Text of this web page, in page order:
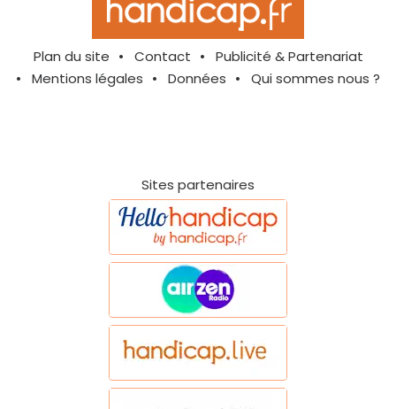
Plan du site Contact
Publicité & Partenariat
Mentions légales
Données Qui sommes nous ?
Sites partenaires